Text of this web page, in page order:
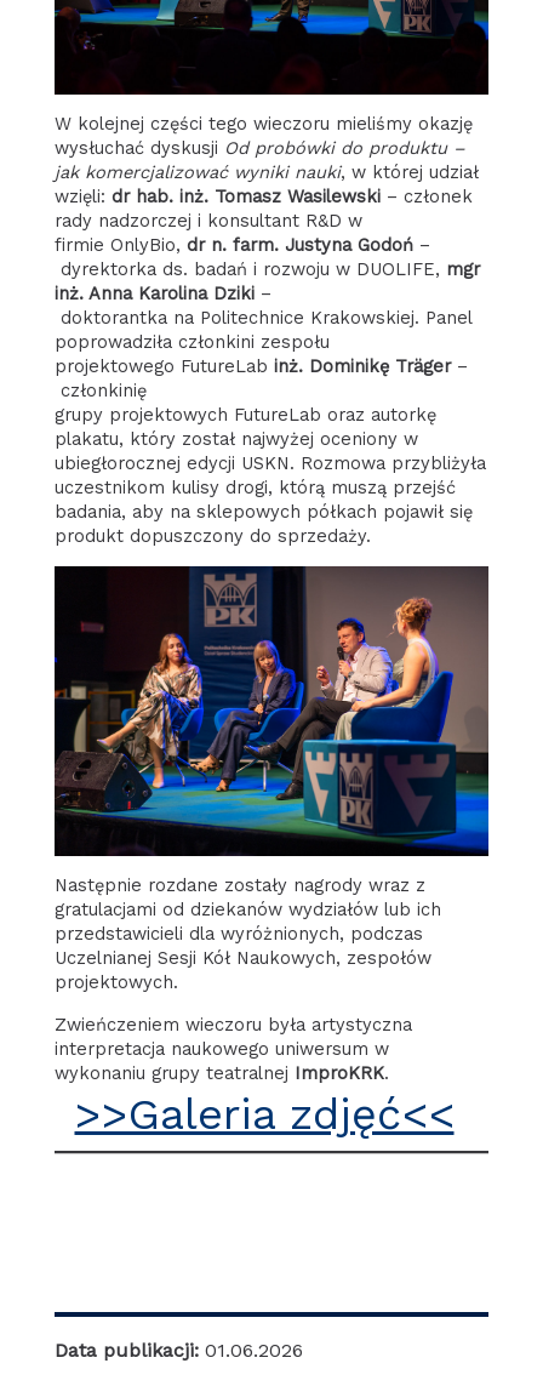
W kolejnej części tego wieczoru mieliśmy okazję
wysłuchać dyskusji Od probówki do produktu –
jak komercjalizować wyniki nauki, w której udział
wzięli: dr hab. inż. Tomasz Wasilewski– członek
rady nadzorczej i konsultant R&D w
firmie OnlyBio, dr n. farm. Justyna Godoń–
dyrektorka ds. badań i rozwoju w DUOLIFE, mgr
inż. Anna Karolina Dziki–
doktorantka na Politechnice Krakowskiej. Panel
poprowadziła członkini zespołu
projektowego FutureLab inż. Dominikę Träger –
członkinię
grupy projektowych FutureLab oraz autorkę
plakatu, który został najwyżej oceniony w
ubiegłorocznej edycji USKN. Rozmowa przybliżyła
uczestnikom kulisy drogi, którą muszą przejść
badania, aby na sklepowych półkach pojawił się
produkt dopuszczony do sprzedaży.
Następnie rozdane zostały nagrody wraz z
gratulacjami od dziekanów wydziałów lub ich
przedstawicieli dla wyróżnionych, podczas
Uczelnianej Sesji Kół Naukowych, zespołów
projektowych.
Zwieńczeniem wieczoru była artystyczna
interpretacja naukowego uniwersum w
wykonaniu grupy teatralnej ImproKRK.
>>Galeria zdjęć<<
Data publikacji: 01.06.2026